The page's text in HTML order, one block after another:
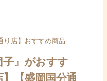
り店】 おすすめ商品
子』がおすす
】【盛岡国分通